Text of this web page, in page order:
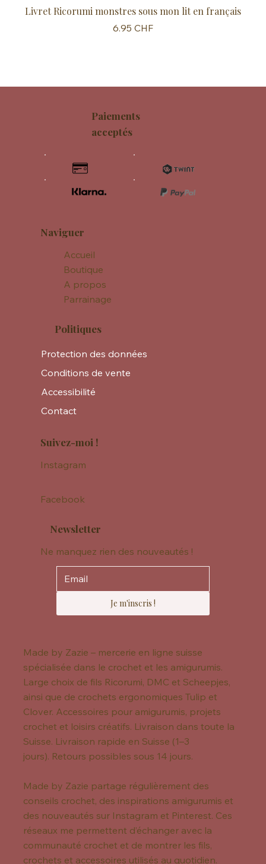
Livret Ricorumi monstres sous mon lit en français
Prix
6.95 CHF
Naviguer
Accueil
Boutique
A propos
Parrainage
Politiques
Protection des données
Conditions de vente
Accessibilité
Contact
Suivez-moi !
Instagram
Facebook
Newsletter
Ne manquez rien des nouveautés !
Je m'inscris !
Made by Zazie – mercerie en ligne suisse
spécialisée dans le crochet et les amigurumis.
Large choix de fils Ricorumi, DMC et Scheepjes,
ainsi que de crochets ergonomiques Tulip et
Clover. Accessoires pour amigurumis, projets
crochet et loisirs créatifs. Livraison dans toute la
Suisse. Livraison rapide en Suisse (1–3
jours). Retours possibles sous 14 jours.
Made by Zazie partage régulièrement des
conseils crochet, des inspirations amigurumis et
des nouveautés sur Instagram et Pinterest. Ces
réseaux me permettent d’échanger avec la
communauté crochet et de montrer les fils,
crochets et accessoires utilisés au quotidien.
Paiements
acceptés